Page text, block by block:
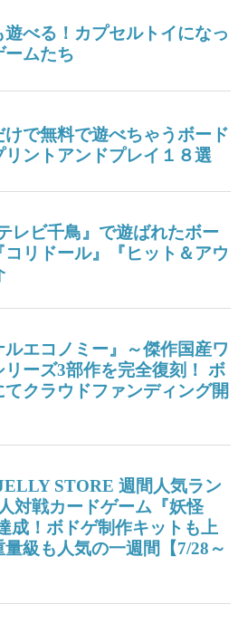
べる！カプセルトイになっ
ームたち
けで無料で遊べちゃうボード
リントアンドプレイ１８選
レビ千鳥』で遊ばれたボー
コリドール』『ヒット＆アウ
ルエコノミー』～傑作国産ワ
リーズ3部作を完全復刻！ ボ
てクラウドファンディング開
STORE 週間人気ラン
対戦カードゲーム『妖怪
成！ボドゲ制作キットも上
級も人気の一週間【7/28～